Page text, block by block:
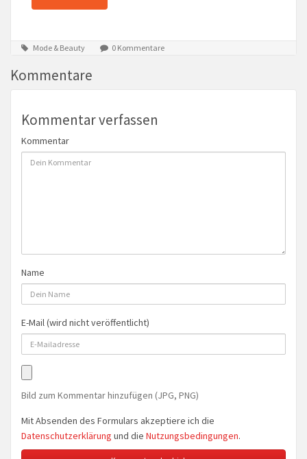
Mode & Beauty 0 Kommentare
Kommentare
Kommentar verfassen
Kommentar
Name
E-Mail (wird nicht veröffentlicht)
Bild zum Kommentar hinzufügen (JPG, PNG)
Mit Absenden des Formulars akzeptiere ich die
Datenschutzerklärung und die Nutzungsbedingungen.